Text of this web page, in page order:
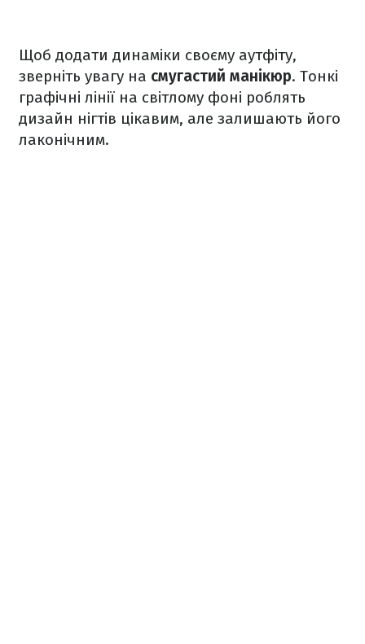
Щоб додати динаміки своєму аутфіту,
зверніть увагу на смугастий манікюр. Тонкі
графічні лінії на світлому фоні роблять
дизайн нігтів цікавим, але залишають його
лаконічним.